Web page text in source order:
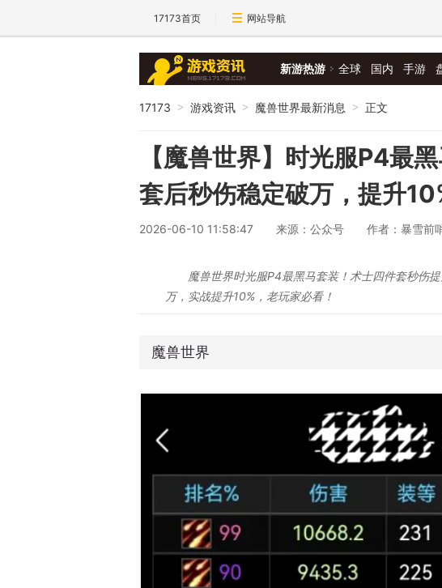
17173首页 网站导航
新游热游 全球 国内 手游
17173 > 游戏资讯 > 魔兽世界最新消息 > 正文
【魔兽世界】时光服P4最
套后秒伤稳定破万，提升
2026-06-10 11:58:47 来源：公众号 作者：暴雪前
魔兽世界时光服P4最黑马套装！术士四件套秒伤
万，实战提升10%，老玩家必看！
魔兽世界